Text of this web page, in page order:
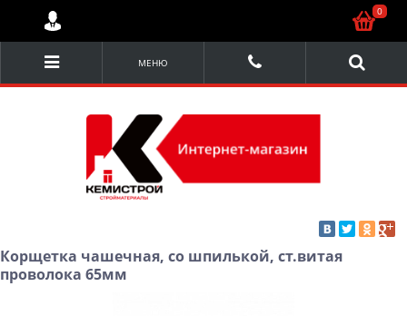
МЕНЮ
Корщетка чашечная, со шпилькой, ст.витая
проволока 65мм
0